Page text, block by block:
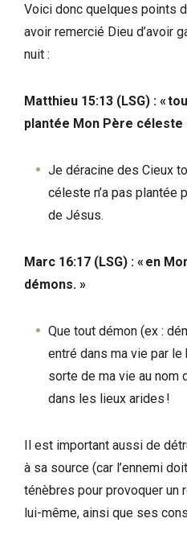
Voici donc quelques points
avoir remercié Dieu d’avoir
nuit :
Matthieu 15:13 (LSG) : «
plantée Mon Père céleste
Je déracine des Cieux
céleste n’a pas plantée
de Jésus.
Marc 16:17 (LSG) : « en
démons. »
Que tout démon (ex :
entré dans ma vie par
sorte de ma vie au nom
dans les lieux arides !
Il est important aussi de
à sa source (car l’ennemi
ténèbres pour provoquer un
lui-même, ainsi que ses